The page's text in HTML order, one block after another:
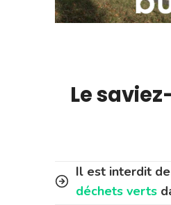
Le
Il est interdit
déchets verts